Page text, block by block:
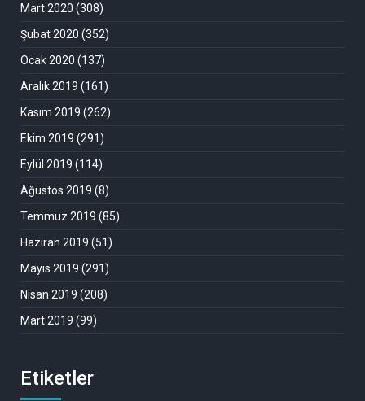
Mart 2020 (308)
Şubat 2020 (352)
Ocak 2020 (137)
Aralık 2019 (161)
Kasım 2019 (262)
Ekim 2019 (291)
Eylül 2019 (114)
Ağustos 2019 (8)
Temmuz 2019 (85)
Haziran 2019 (51)
Mayıs 2019 (291)
Nisan 2019 (208)
Mart 2019 (99)
Etiketler